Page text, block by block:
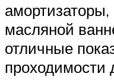
масляной
отличные
проходимости